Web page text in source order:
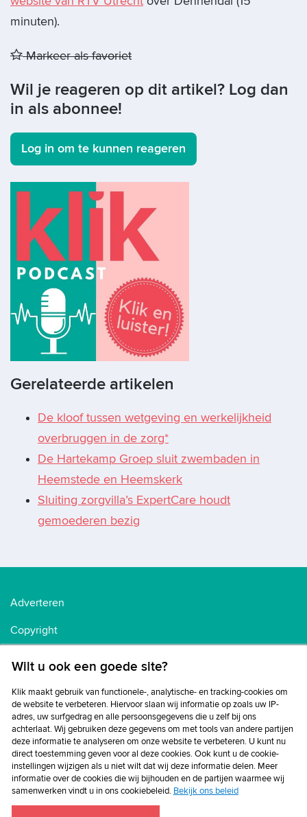
minuten).
Markeer als favoriet
Wil je reageren op dit artikel? Log dan
in als abonnee!
Log in om te kunnen reageren
Gerelateerde artikelen
De kloof tussen wetgeving en werkelijkheid
overbruggen in de zorg*
De Hartekamp Groep sluit zwembaden in
Heemstede en Heemskerk
Sluiting zorgvilla’s ExpertCare houdt
gemoederen bezig
Adverteren
Copyright
Privacybeleid
Disclaimer
Wilt u ook een goede site?
Klik maakt gebruik van functionele-, analytische- en tracking-cookies om
de website te verbeteren. Hiervoor slaan wij informatie op zoals uw IP-
adres, uw surfgedrag en alle persoonsgegevens die u zelf bij ons
achterlaat. Wij gebruiken deze gegevens om met tools van andere partijen
deze informatie te analyseren om onze website te verbeteren. U kunt nu
direct toestemming geven voor al deze cookies. Ook kunt u de cookie-
instellingen wijzigen als u niet wilt dat wij deze informatie delen. Meer
informatie over de cookies die wij bijhouden en de partijen waarmee wij
samenwerken vindt u in ons cookiebeleid. Bekijk ons beleid